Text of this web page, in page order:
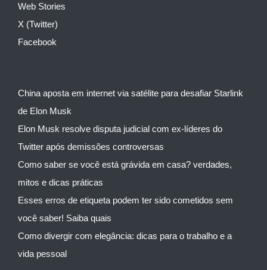
Web Stories
X (Twitter)
Facebook
China aposta em internet via satélite para desafiar Starlink
de Elon Musk
Elon Musk resolve disputa judicial com ex-líderes do
Twitter após demissões controversas
Como saber se você está grávida em casa? verdades,
mitos e dicas práticas
Esses erros de etiqueta podem ter sido cometidos sem
você saber! Saiba quais
Como divergir com elegância: dicas para o trabalho e a
vida pessoal